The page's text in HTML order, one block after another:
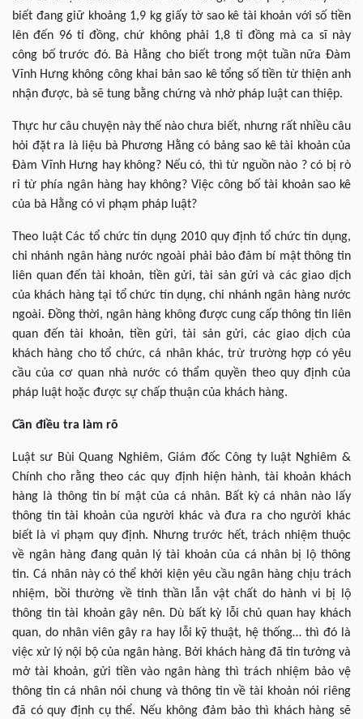
biết đang giữ khoảng 1,9 kg giấy tờ sao kê tài khoản với số tiền
lên đến 96 tỉ đồng, chứ không phải 1,8 tỉ đồng mà ca sĩ này
công bố trước đó. Bà Hằng cho biết trong một tuần nữa Đàm
Vĩnh Hưng không công khai bản sao kê tổng số tiền từ thiện anh
nhận được, bà sẽ tung bằng chứng và nhờ pháp luật can thiệp.
Thực hư câu chuyện này thế nào chưa biết, nhưng rất nhiều câu
hỏi đặt ra là liệu bà Phương Hằng có bảng sao kê tài khoản của
Đàm Vĩnh Hưng hay không? Nếu có, thì từ nguồn nào ? có bị rò
rỉ từ phía ngân hàng hay không? Việc công bố tài khoản sao kê
của bà Hằng có vi phạm pháp luật?
Theo luật Các tổ chức tín dụng 2010 quy định tổ chức tín dụng,
chi nhánh ngân hàng nước ngoài phải bảo đảm bí mật thông tin
liên quan đến tài khoản, tiền gửi, tài sản gửi và các giao dịch
của khách hàng tại tổ chức tín dụng, chi nhánh ngân hàng nước
ngoài. Đồng thời, ngân hàng không được cung cấp thông tin liên
quan đến tài khoản, tiền gửi, tài sản gửi, các giao dịch của
khách hàng cho tổ chức, cá nhân khác, trừ trường hợp có yêu
cầu của cơ quan nhà nước có thẩm quyền theo quy định của
pháp luật hoặc được sự chấp thuận của khách hàng.
Cần điều tra làm rõ
Luật sư Bùi Quang Nghiêm, Giám đốc Công ty luật Nghiêm &
Chính cho rằng theo các quy định hiện hành, tài khoản khách
hàng là thông tin bí mật của cá nhân. Bất kỳ cá nhân nào lấy
thông tin tài khoản của người khác và đưa ra cho người khác
biết là vi phạm quy định. Nhưng trước hết, trách nhiệm thuộc
về ngân hàng đang quản lý tài khoản của cá nhân bị lộ thông
tin. Cá nhân này có thể khởi kiện yêu cầu ngân hàng chịu trách
nhiệm, bồi thường về tinh thần lẫn vật chất do hành vi bị lộ
thông tin tài khoản gây nên. Dù bất kỳ lỗi chủ quan hay khách
quan, do nhân viên gây ra hay lỗi kỹ thuật, hệ thống… thì đó là
việc xử lý nội bộ của ngân hàng. Bởi khách hàng đã tin tưởng và
mở tài khoản, gửi tiền vào ngân hàng thì trách nhiệm bảo vệ
thông tin cá nhân nói chung và thông tin về tài khoản nói riêng
đã có quy định cụ thể. Nếu không đảm bảo thì khách hàng sẽ